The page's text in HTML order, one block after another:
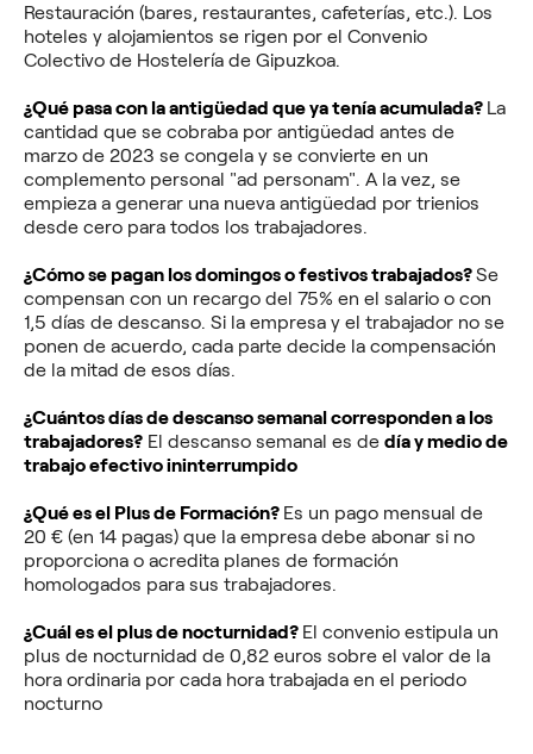
Restauración (bares, restaurantes, cafeterías, etc.). Los
hoteles y alojamientos se rigen por el Convenio
Colectivo de Hostelería de Gipuzkoa.
¿Qué pasa con la antigüedad que ya tenía acumulada? La
cantidad que se cobraba por antigüedad antes de
marzo de 2023 se congela y se convierte en un
complemento personal "ad personam". A la vez, se
empieza a generar una nueva antigüedad por trienios
desde cero para todos los trabajadores.
¿Cómo se pagan los domingos o festivos trabajados?Se
compensan con un recargo del 75% en el salario o con
1,5 días de descanso. Si la empresa y el trabajador no se
ponen de acuerdo, cada parte decide la compensación
de la mitad de esos días.
¿Cuántos días de descanso semanal corresponden a los
trabajadores? El descanso semanal es de día y medio de
trabajo efectivo ininterrumpido
¿Qué es el Plus de Formación? Es un pago mensual de
20 € (en 14 pagas) que la empresa debe abonar si no
proporciona o acredita planes de formación
homologados para sus trabajadores.
¿Cuál es el plus de nocturnidad? El convenio estipula un
plus de nocturnidad de 0,82 euros sobre el valor de la
hora ordinaria por cada hora trabajada en el periodo
nocturno